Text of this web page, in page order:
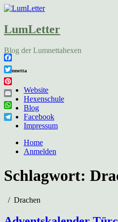
LumLetter
Blog der Lumnettahexen
Lumnetta
Website
Hexenschule
Blog
Facebook
Impressum
Home
Anmelden
Schlagwort:
Drachen
Facebook
Twitter
Pinterest
Email
WhatsApp
Telegram